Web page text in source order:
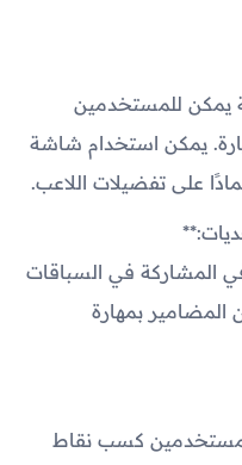
يمكن للمستخدمين
يمكن استخدام شاشة
على تفضيلات اللاعب.
في المشاركة في السباقات
المضامير بمهارة
كسب نقاط